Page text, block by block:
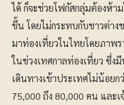
ได้ ก็จะช่วยโฟกัสกลุ่มต้องห้า
ขึ้น โดยไม่กระทบกับชาวต่าง
มาท่องเที่ยวในไทยโดยภาพ
ในช่วงเทศกาลท่องเที่ยว ซึ่ง
เดินทางเข้าประเทศไม่น้อยก
75,000 ถึง 80,000 คน และ